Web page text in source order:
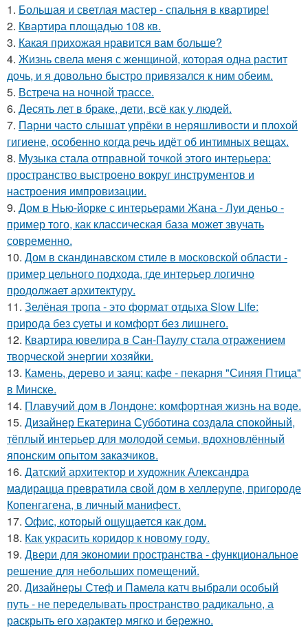
1. Большая и светлая мастер - спальня в квартире!
2. Квартира площадью 108 кв.
3. Какая прихожая нравится вам больше?
4. Жизнь свела меня с женщиной, которая одна растит
дочь, и я довольно быстро привязался к ним обеим.
5. Встреча на ночной трассе.
6. Десять лет в браке, дети, всё как у людей.
7. Парни часто слышат упрёки в неряшливости и плохой
гигиене, особенно когда речь идёт об интимных вещах.
8. Музыка стала отправной точкой этого интерьера:
пространство выстроено вокруг инструментов и
настроения импровизации.
9. Дом в Нью-йорке с интерьерами Жана - Луи деньо -
пример того, как классическая база может звучать
современно.
10. Дом в скандинавском стиле в московской области -
пример цельного подхода, где интерьер логично
продолжает архитектуру.
11. Зелёная тропа - это формат отдыха Slow Life:
природа без суеты и комфорт без лишнего.
12. Квартира ювелира в Сан-Паулу стала отражением
творческой энергии хозяйки.
13. Камень, дерево и заяц: кафе - пекарня "Синяя Птица"
в Минске.
14. Плавучий дом в Лондоне: комфортная жизнь на воде.
15. Дизайнер Екатерина Субботина создала спокойный,
тёплый интерьер для молодой семьи, вдохновлённый
японским опытом заказчиков.
16. Датский архитектор и художник Александра
мадирацца превратила свой дом в хеллерупе, пригороде
Копенгагена, в личный манифест.
17. Офис, который ощущается как дом.
18. Как украсить коридор к новому году.
19. Двери для экономии пространства - функциональное
решение для небольших помещений.
20. Дизайнеры Стеф и Памела катч выбрали особый
путь - не переделывать пространство радикально, а
раскрыть его характер мягко и бережно.